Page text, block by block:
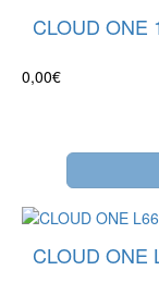
CLOUD ONE
0,00€
CLOUD ONE